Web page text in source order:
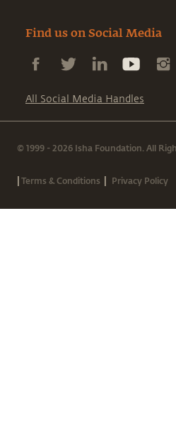
Find us on Social Media
All Social Media Handles
© 1999 - 2026 Isha Foundation. All
|Terms & Conditions | Privacy Policy